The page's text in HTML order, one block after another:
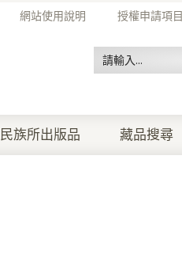
網站使用說明 授權申請項目
民族所出版品 藏品搜尋